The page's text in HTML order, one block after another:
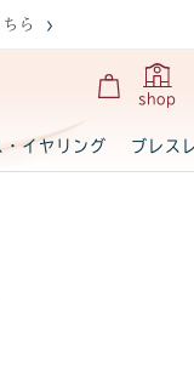
ら
shop
・イヤリング ブレス